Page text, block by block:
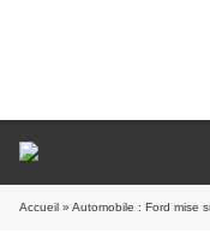
Accueil » Automobile : Ford mise